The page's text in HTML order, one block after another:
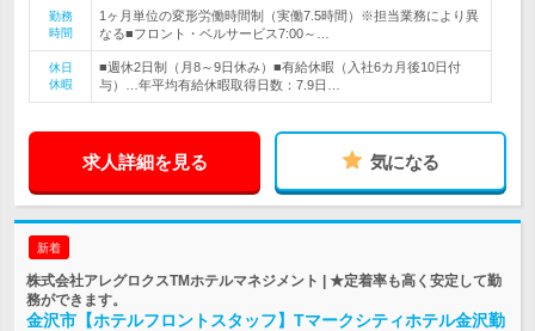
勤務
時間
1ヶ月単位の変形労働時間制（実働7.5時間）※担当業務により異
なる■フロント・ベルサービス7:00～…
休日
休暇
■週休2日制（月8～9日休み）■有給休暇（入社6カ月後10日付
与）…年平均有給休暇取得日数：7.9日…
求人詳細を見る 気になる
新着
株式会社アレグロクスTMホテルマネジメント | ★定着率も高く安定して勤
務ができます。
金沢市【ホテルフロントスタッフ】Tマークシティホテル金沢勤